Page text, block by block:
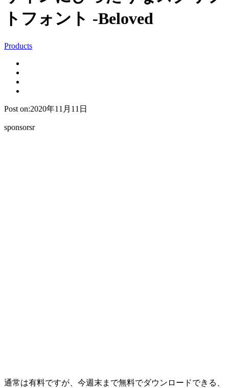
トフォント -Beloved
Products
Post on:2020年11月11日
sponsorsr
通常は有料ですが、今週末まで無料でダウンロードできる、